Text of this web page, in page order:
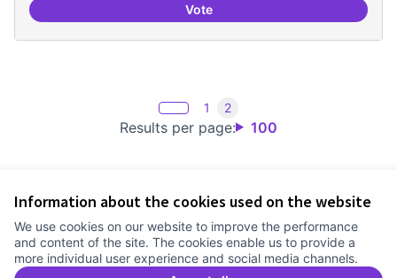
Information about the cookies used on the website
We use cookies on our website to improve the performance
and content of the site. The cookies enable us to provide a
more individual user experience and social media channels.
VoteTreball en xarxa amb projectes
Results per page: 100
1 2
Cookie settings
Comunitat Canòdrom at Facebook
(External link)
Comunitat Canòdrom at Instagram
(External link)
Comunitat Canòdrom at YouTube
(External link)
English
Triar la llenguaElegir el idiomaChoose language